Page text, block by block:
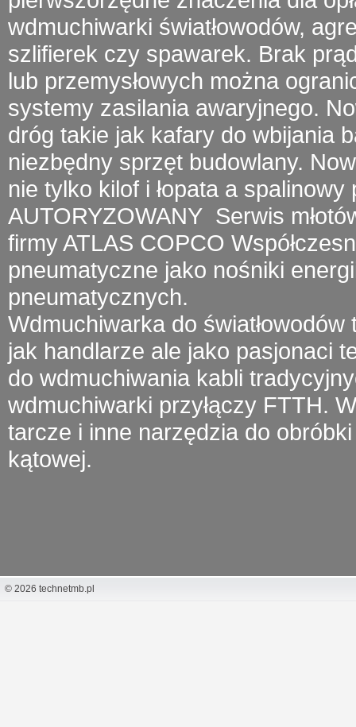
wdmuchiwarki światłowodów,
szlifierek czy spawarek. Brak
lub przemysłowych można
systemy zasilania awaryjnego.
dróg takie jak kafary do wbijania
niezbędny sprzęt budowlany.
nie tylko kilof i łopata a spalinowy
AUTORYZOWANY Serwis
firmyATLAS COPCO
pneumatyczne jako nośniki
pneumatycznych.
Wdmuchiwarka do światłowodów
jak handlarze ale jako pasjonaci
do wdmuchiwania kabli
wdmuchiwarki przyłączy FTTH.
tarcze i inne narzędzia do
kątowej.
© 2026 technetmb.pl